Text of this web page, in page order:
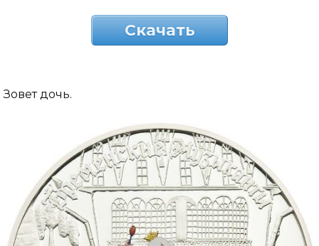
Скачать
Зовет дочь.